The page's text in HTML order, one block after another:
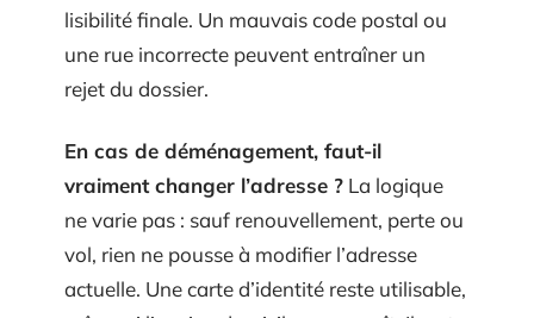
lisibilité finale. Un mauvais code postal ou
une rue incorrecte peuvent entraîner un
rejet du dossier.
En cas de déménagement, faut-il
vraiment changer l’adresse ? La logique
ne varie pas : sauf renouvellement, perte ou
vol, rien ne pousse à modifier l’adresse
actuelle. Une carte d’identité reste utilisable,